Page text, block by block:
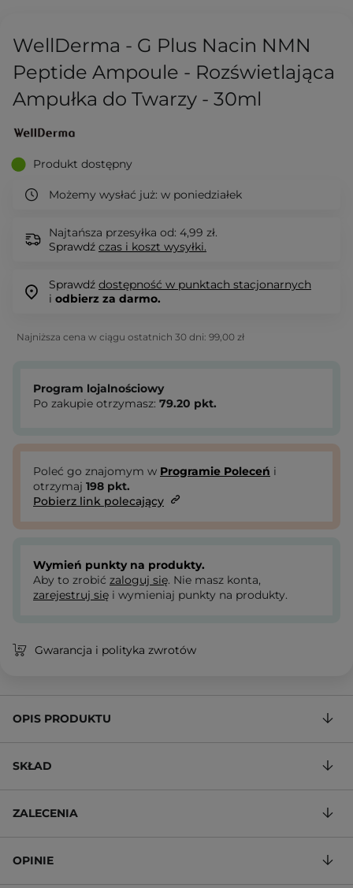
WellDerma - G Plus Nacin NMN
Peptide Ampoule - Rozświetlająca
Ampułka do Twarzy - 30ml
Produkt dostępny
Możemy wysłać już: w poniedziałek
Najtańsza przesyłka od: 4,99 zł.
Sprawdź czas i koszt wysyłki.
Sprawdź dostępność w punktach stacjonarnych
i odbierz za darmo.
Najniższa cena w ciągu ostatnich 30 dni: 99,00 zł
Program lojalnościowy
Po zakupie otrzymasz: 79.20 pkt.
Poleć go znajomym w Programie Poleceń i
otrzymaj 198 pkt.
Pobierz link polecający
Wymień punkty na produkty.
Aby to zrobić zaloguj się. Nie masz konta,
zarejestruj się i wymieniaj punkty na produkty.
Gwarancja i polityka zwrotów
OPIS PRODUKTU
SKŁAD
ZALECENIA
OPINIE